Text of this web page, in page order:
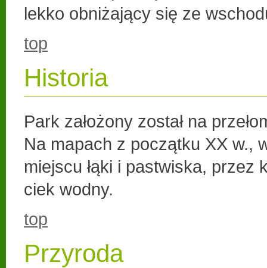
lekko obniżający się ze
top
Historia
Park założony został na
Na mapach z początku XX w.,
miejscu łąki i pastwiska, przez
ciek wodny.
top
Przyroda